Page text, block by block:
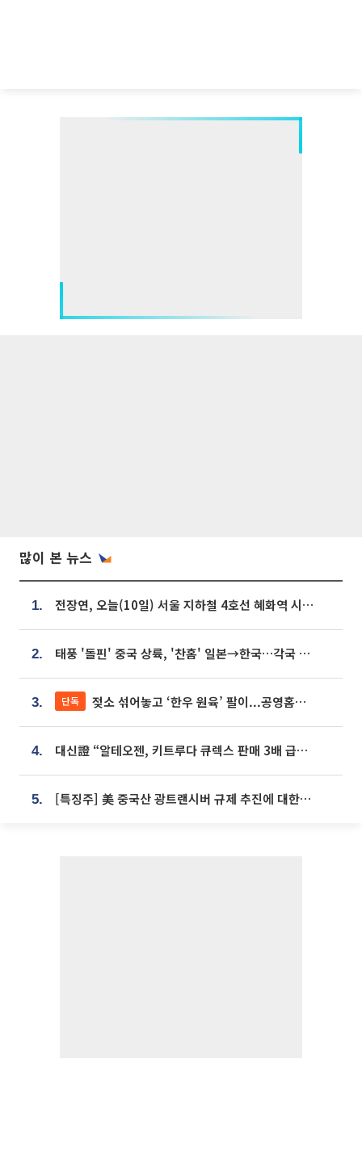
많이 본 뉴스
1. 전장연, 오늘(10일) 서울 지하철 4호선 혜화역 시위…1호선 용산역 무정차
2. 태풍 '돌핀' 중국 상륙, '찬홈' 일본→한국…각국 기상청 예상 경로는?
3. 단독 젖소 섞어놓고 ‘한우 원육’ 팔이...공영홈쇼핑 표기·검증 구멍
4. 대신證 “알테오젠, 키트루다 큐렉스 판매 3배 급증…목표가 41만원 상향”
5. [특징주] 美 중국산 광트랜시버 규제 추진에 대한광통신 등 광통신株 강세